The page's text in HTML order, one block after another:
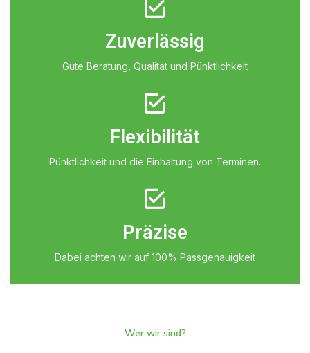
Zuverlässig
Gute Beratung, Qualität und Pünktlichkeit
Flexibilität
Pünktlichkeit und die Einhaltung von Terminen.
Präzise
Dabei achten wir auf 100% Passgenauigkeit
Wer wir sind?